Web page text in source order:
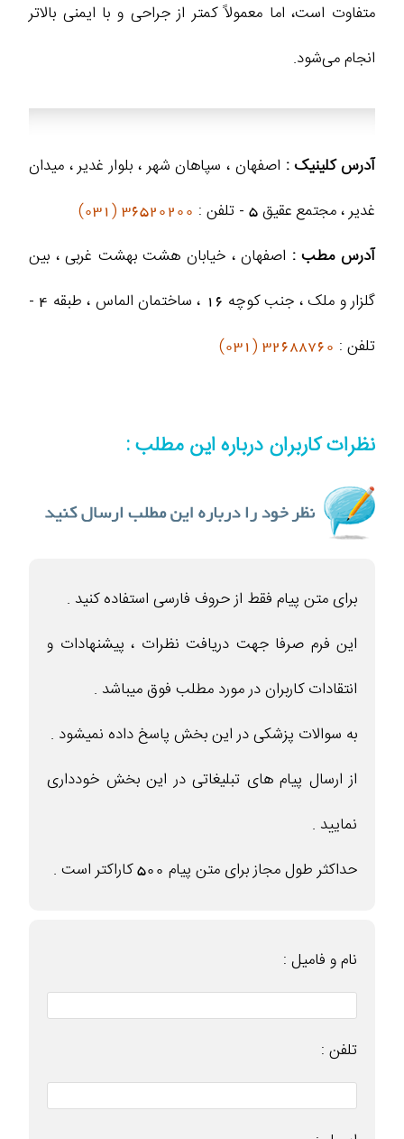
متفاوت است، اما معمولاً کمتر از جراحی و با ایمنی بالاتر
انجام می‌شود.
آدرس کلینیک : اصفهان ، سپاهان شهر ، بلوار غدیر ، میدان
غدیر ، مجتمع عقیق 5 - تلفن :
36520200 (031)
آدرس مطب : اصفهان ، خیابان هشت بهشت غربی ، بین
گلزار و ملک ، جنب کوچه 16 ، ساختمان الماس ، طبقه 4 -
تلفن : 32688760 (031)
نظرات کاربران درباره این مطلب :
برای متن پیام فقط از حروف فارسی استفاده کنید .
این فرم صرفا جهت دریافت نظرات ، پیشنهادات و
انتقادات کاربران در مورد مطلب فوق میباشد .
به سوالات پزشکی در این بخش پاسخ داده نمیشود .
از ارسال پیام های تبلیغاتی در این بخش خودداری
نمایید .
حداکثر طول مجاز برای متن پیام 500 کاراکتر است .
نام و فامیل :
تلفن :